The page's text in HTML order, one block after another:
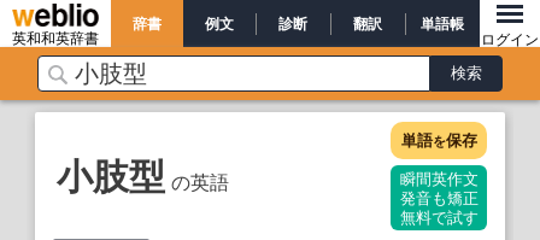
英和和英辞書
辞書 例文 診断 翻訳 単語帳
ログイン
小肢型 の英語
単語を保存
瞬間英作文
発音も矯正
無料で試す